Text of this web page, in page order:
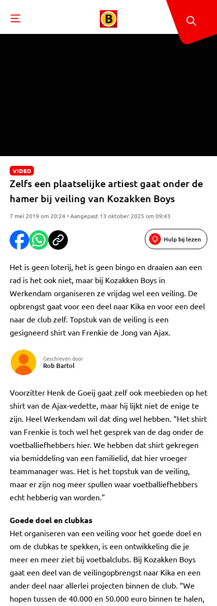
VIDEO
Zelfs een plaatselijke artiest gaat onder de
hamer bij veiling van Kozakken Boys
7 mei 2019 om 20:24 • Aangepast 13 oktober 2025 om 09:43
Hulp bij lezen
Het is geen loterij, het is geen bingo en draaien aan een
rad is het ook niet, maar bij Kozakken Boys in
Werkendam organiseren ze vrijdag wel een veiling. De
opbrengst gaat voor een deel naar Kika en voor een deel
naar de club zelf. Topstuk van de veiling is een
gesigneerd shirt van Frenkie de Jong van Ajax.
Geschreven door
Rob Bartol
Voorzitter Henk de Goeij gaat zelf ook meebieden op het
shirt van de Ajax-vedette, maar hij lijkt niet de enige te
zijn. Heel Werkendam wil dat ding wel hebben. “Het shirt
van Frenkie is toch wel het gesprek van de dag onder de
voetballiefhebbers hier. We hebben dat shirt gekregen
via bemiddeling van een familielid, dat hier vroeger
teammanager was. Het is het topstuk van de veiling,
maar er zijn nog meer spullen waar voetballiefhebbers
echt hebberig van worden.”
Goede doel en clubkas
Het organiseren van een veiling voor het goede doel en
om de clubkas te spekken, is een ontwikkeling die je
meer en meer ziet bij voetbalclubs. Bij Kozakken Boys
gaat een deel van de veilingopbrengst naar Kika en een
ander deel naar allerlei projecten binnen de club. “We
hopen tussen de 40.000 en 50.000 euro binnen te halen,